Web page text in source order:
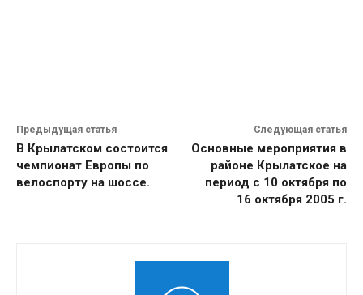
Предыдущая статья
В Крылатском состоится
чемпионат Европы по
велоспорту на шоссе.
Следующая статья
Основные мероприятия в
районе Крылатское на
период с 10 октября по
16 октября 2005 г.